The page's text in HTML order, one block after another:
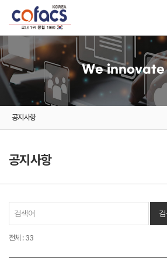
We
공지사항
공지사항
전체 : 33
검